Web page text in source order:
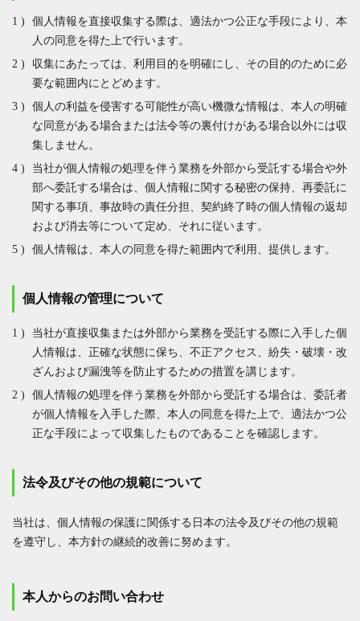
個人情報を直接収集する際は、適法かつ公正な手段により、本
人の同意を得た上で行います。
収集にあたっては、利用目的を明確にし、その目的のために必
要な範囲内にとどめます。
個人の利益を侵害する可能性が高い機微な情報は、本人の明確
な同意がある場合または法令等の裏付けがある場合以外には収
集しません。
当社が個人情報の処理を伴う業務を外部から受託する場合や外
部へ委託する場合は、個人情報に関する秘密の保持、再委託に
関する事項、事故時の責任分担、契約終了時の個人情報の返却
および消去等について定め、それに従います。
個人情報は、本人の同意を得た範囲内で利用、提供します。
個人情報の管理について
当社が直接収集または外部から業務を受託する際に入手した個
人情報は、正確な状態に保ち、不正アクセス、紛失・破壊・改
ざんおよび漏洩等を防止するための措置を講じます。
個人情報の処理を伴う業務を外部から受託する場合は、委託者
が個人情報を入手した際、本人の同意を得た上で、適法かつ公
正な手段によって収集したものであることを確認します。
法令及びその他の規範について
当社は、個人情報の保護に関係する日本の法令及びその他の規範
を遵守し、本方針の継続的改善に努めます。
本人からのお問い合わせ